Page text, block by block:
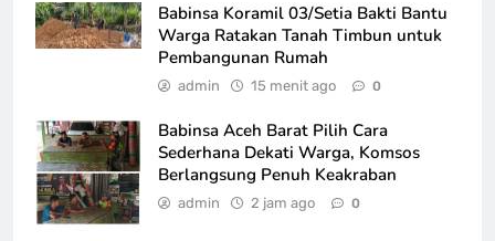
Babinsa Koramil 03/Setia Bakti Bantu
Warga Ratakan Tanah Timbun untuk
Pembangunan Rumah
admin 15 menit ago 0
Babinsa Aceh Barat Pilih Cara
Sederhana Dekati Warga, Komsos
Berlangsung Penuh Keakraban
admin 2 jam ago 0